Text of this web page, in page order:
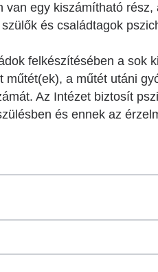
egy kiszámítható
és családtagok
felkészítésében a sok
a műtét utáni
Az Intézet biztosít
és ennek az